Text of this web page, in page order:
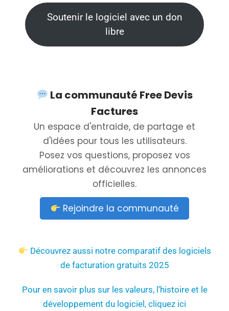
Soutenir le logiciel avec un don
libre
La communauté Free Devis
Factures
Un espace d'entraide, de partage et
d'idées pour tous les utilisateurs.
Posez vos questions, proposez vos
améliorations et découvrez les annonces
officielles.
Rejoindre la communauté
Découvrez aussi notre comparatif des logiciels
de facturation gratuits 2025
Pour en savoir plus sur les valeurs, l’histoire et le
développement du logiciel, cliquez ici